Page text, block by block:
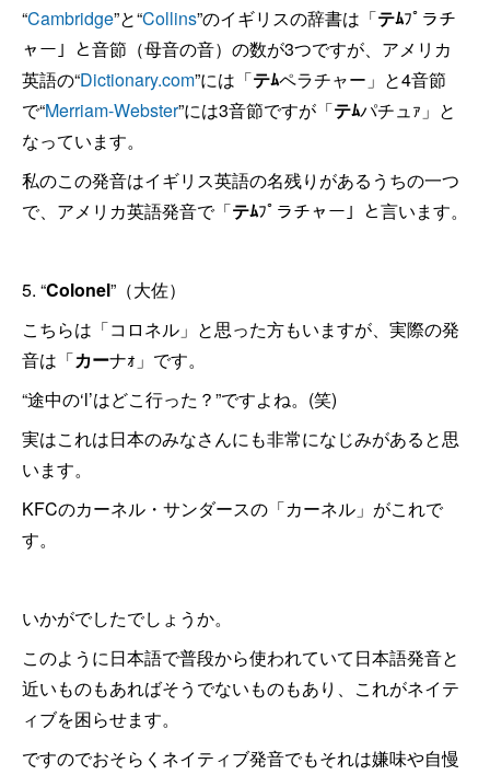
“Cambridge”と“Collins”のイギリスの辞書は「テﾑﾌﾟラチ
ャー」と音節（母音の音）の数が3つですが、アメリカ
英語の“Dictionary.com”には「テﾑペラチャー」と4音節
で“Merriam-Webster”には3音節ですが「テﾑパチュｧ」と
なっています。
私のこの発音はイギリス英語の名残りがあるうちの一つ
で、アメリカ英語発音で「テﾑﾌﾟラチャー」と言います。
5. “Colonel”（大佐）
こちらは「コロネル」と思った方もいますが、実際の発
音は「カーナｫ」です。
“途中の‘l’はどこ行った？”ですよね。(笑)
実はこれは日本のみなさんにも非常になじみがあると思
います。
KFCのカーネル・サンダースの「カーネル」がこれで
す。
いかがでしたでしょうか。
このように日本語で普段から使われていて日本語発音と
近いものもあればそうでないものもあり、これがネイテ
ィブを困らせます。
ですのでおそらくネイティブ発音でもそれは嫌味や自慢